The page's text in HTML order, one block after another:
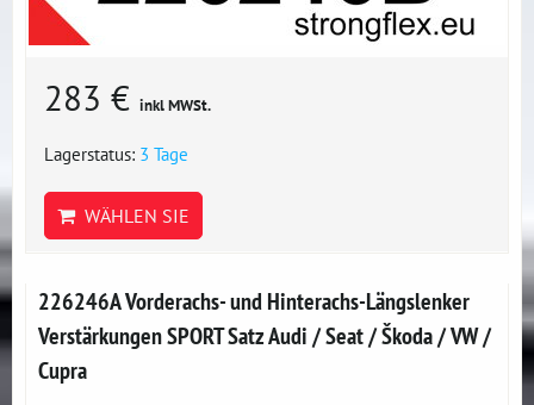
283 € inkl MWSt.
Lagerstatus: 3 Tage
WÄHLEN SIE
226246A Vorderachs- und Hinterachs-Längslenker
Verstärkungen SPORT Satz Audi / Seat / Škoda / VW /
Cupra